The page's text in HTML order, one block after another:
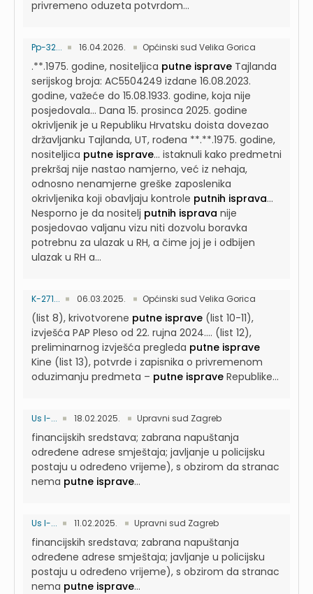
privremeno oduzeta potvrdom...
Pp-32... 16.04.2026. Općinski sud Velika Gorica
.**.1975. godine, nositeljica putne isprave Tajlanda
serijskog broja: AC5504249 izdane 16.08.2023.
godine, važeće do 15.08.1933. godine, koja nije
posjedovala... Dana 15. prosinca 2025. godine
okrivljenik je u Republiku Hrvatsku doista dovezao
državljanku Tajlanda, UT, rođena **.**.1975. godine,
nositeljica putne isprave... istaknuli kako predmetni
prekršaj nije nastao namjerno, već iz nehaja,
odnosno nenamjerne greške zaposlenika
okrivljenika koji obavljaju kontrole putnih isprava...
Nesporno je da nositelj putnih isprava nije
posjedovao valjanu vizu niti dozvolu boravka
potrebnu za ulazak u RH, a čime joj je i odbijen
ulazak u RH a...
K-271... 06.03.2025. Općinski sud Velika Gorica
(list 8), krivotvorene putne isprave (list 10-11),
izvješća PAP Pleso od 22. rujna 2024.... (list 12),
preliminarnog izvješća pregleda putne isprave
Kine (list 13), potvrde i zapisnika o privremenom
oduzimanju predmeta – putne isprave Republike...
Us I-... 18.02.2025. Upravni sud Zagreb
financijskih sredstava; zabrana napuštanja
određene adrese smještaja; javljanje u policijsku
postaju u određeno vrijeme), s obzirom da stranac
nema putne isprave...
Us I-... 11.02.2025. Upravni sud Zagreb
financijskih sredstava; zabrana napuštanja
određene adrese smještaja; javljanje u policijsku
postaju u određeno vrijeme), s obzirom da stranac
nema putne isprave...